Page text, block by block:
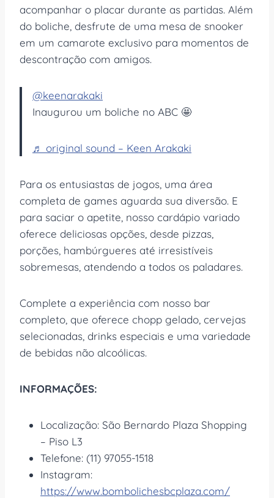
acompanhar o placar durante as partidas. Além
do boliche, desfrute de uma mesa de snooker
em um camarote exclusivo para momentos de
descontração com amigos.
@keenarakaki
Inaugurou um boliche no ABC 🤩
♬ original sound – Keen Arakaki
Para os entusiastas de jogos, uma área
completa de games aguarda sua diversão. E
para saciar o apetite, nosso cardápio variado
oferece deliciosas opções, desde pizzas,
porções, hambúrgueres até irresistíveis
sobremesas, atendendo a todos os paladares.
Complete a experiência com nosso bar
completo, que oferece chopp gelado, cervejas
selecionadas, drinks especiais e uma variedade
de bebidas não alcoólicas.
INFORMAÇÕES:
Localização: São Bernardo Plaza Shopping
– Piso L3
Telefone: (11) 97055-1518
Instagram:
https://www.bombolichesbcplaza.com/